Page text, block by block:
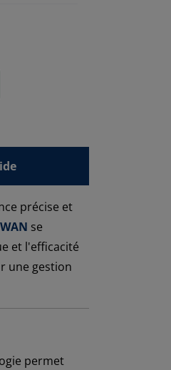
précise et
se
et l'efficacité
une gestion
permet